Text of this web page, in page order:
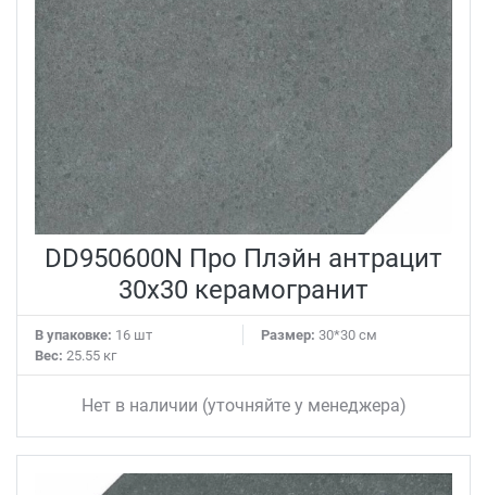
DD950600N Про Плэйн антрацит
30x30 керамогранит
В упаковке: 16 шт Размер: 30*30 см
Вес: 25.55 кг
Нет в наличии (уточняйте у менеджера)